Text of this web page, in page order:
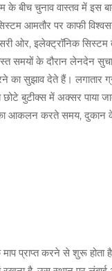
चुनाव वास्तव में इस
आमतौर पर काफी
ओर, इलेक्ट्रॉनिक
के दौरान लेनदेन सुचारु
का सुझाव देते हैं। लगातार
बुटीक्स में अक्सर पाया
आकलन करते समय, दुकान
प्राप्त करने से शुरू होता